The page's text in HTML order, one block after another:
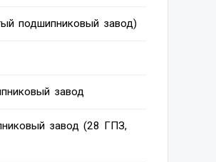
подшипниковый завод)
завод
завод (28 ГПЗ,